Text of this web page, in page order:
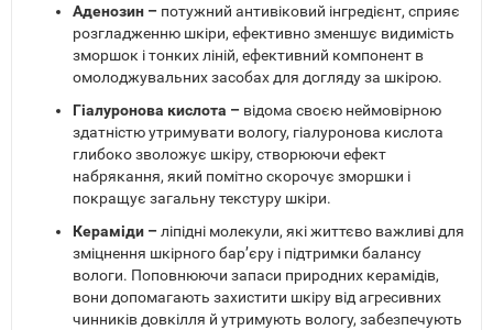
Аденозин – потужний антивіковий інгредієнт, сприяє
розгладженню шкіри, ефективно зменшує видимість
зморшок і тонких ліній, ефективний компонент в
омолоджувальних засобах для догляду за шкірою.
Гіалуронова кислота – відома своєю неймовірною
здатністю утримувати вологу, гіалуронова кислота
глибоко зволожує шкіру, створюючи ефект
набрякання, який помітно скорочує зморшки і
покращує загальну текстуру шкіри.
Кераміди – ліпідні молекули, які життєво важливі для
зміцнення шкірного бар’єру і підтримки балансу
вологи. Поповнюючи запаси природних керамідів,
вони допомагають захистити шкіру від агресивних
чинників довкілля й утримують вологу, забезпечують